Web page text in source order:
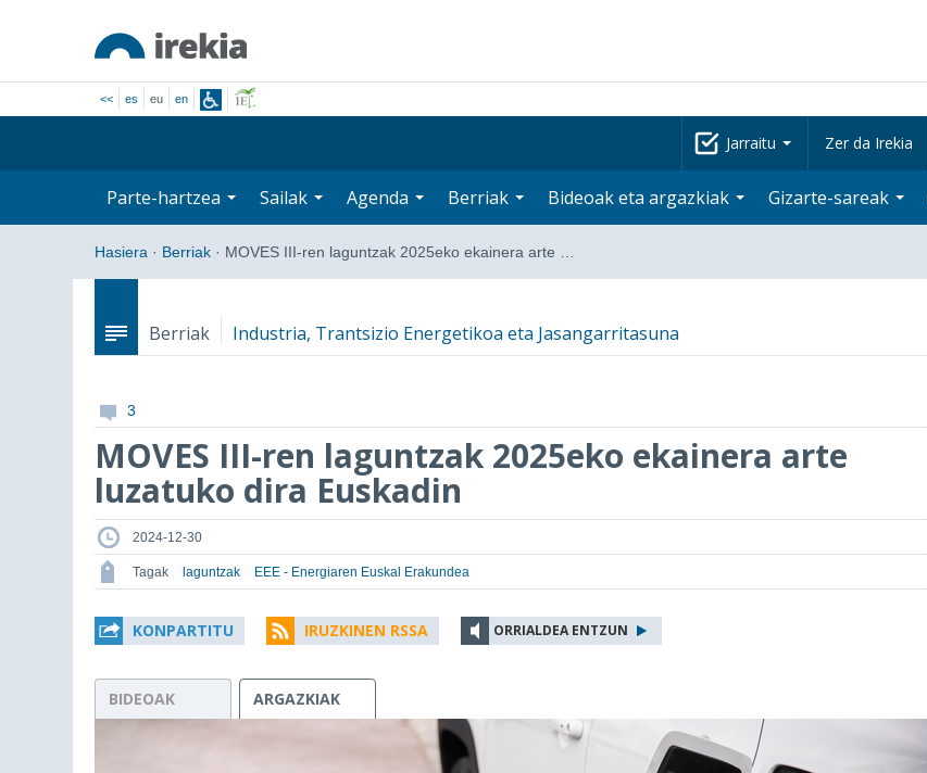
<< es eu en
Jarraitu Zer da Irekia
Parte-hartzea Sailak Agenda Berriak Bideoak eta argazkiak Gizarte-sareak
Hasiera · Berriak · MOVES III-ren laguntzak 2025eko ekainera arte …
Berriak Industria, Trantsizio Energetikoa eta Jasangarritasuna
3
MOVES III-ren laguntzak 2025eko ekainera arte
luzatuko dira Euskadin
2024-12-30
Tagak laguntzak EEE - Energiaren Euskal Erakundea
KONPARTITU IRUZKINEN RSSA ORRIALDEA ENTZUN
BIDEOAK ARGAZKIAK